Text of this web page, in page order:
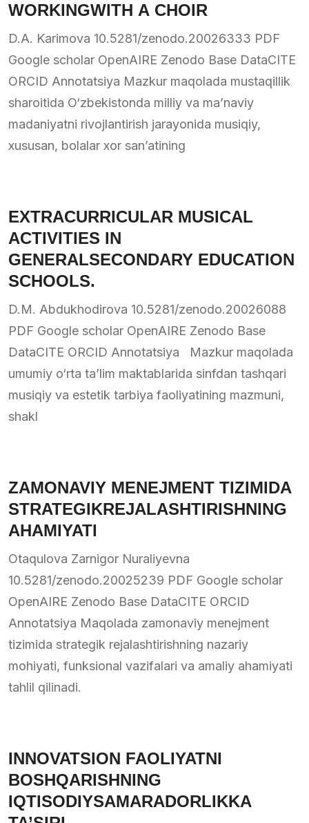
WORKINGWITH A CHOIR
D.A. Karimova 10.5281/zenodo.20026333 PDF
Google scholar OpenAIRE Zenodo Base DataCITE
ORCID Annotatsiya Mazkur maqolada mustaqillik
sharoitida O‘zbekistonda milliy va ma’naviy
madaniyatni rivojlantirish jarayonida musiqiy,
xususan, bolalar xor san’atining
EXTRACURRICULAR MUSICAL
ACTIVITIES IN
GENERALSECONDARY EDUCATION
SCHOOLS.
D.M. Abdukhodirova 10.5281/zenodo.20026088
PDF Google scholar OpenAIRE Zenodo Base
DataCITE ORCID Annotatsiya Mazkur maqolada
umumiy o‘rta ta’lim maktablarida sinfdan tashqari
musiqiy va estetik tarbiya faoliyatining mazmuni,
shakl
ZAMONAVIY MENEJMENT TIZIMIDA
STRATEGIKREJALASHTIRISHNING
AHAMIYATI
Otaqulova Zarnigor Nuraliyevna
10.5281/zenodo.20025239 PDF Google scholar
OpenAIRE Zenodo Base DataCITE ORCID
Annotatsiya Maqolada zamonaviy menejment
tizimida strategik rejalashtirishning nazariy
mohiyati, funksional vazifalari va amaliy ahamiyati
tahlil qilinadi.
INNOVATSION FAOLIYATNI
BOSHQARISHNING
IQTISODIYSAMARADORLIKKA